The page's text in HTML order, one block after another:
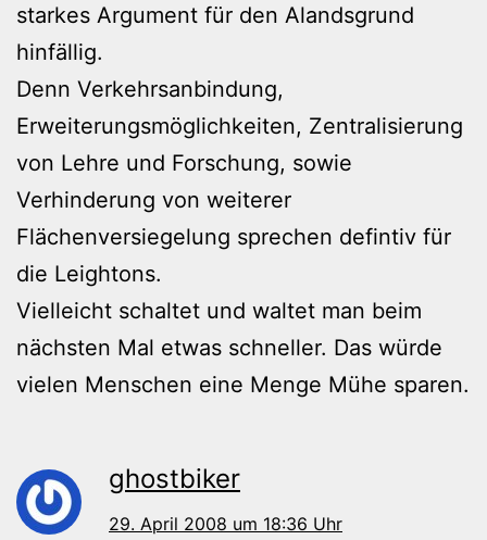
starkes Argument für den Alandsgrund
hinfällig.
Denn Verkehrsanbindung,
Erweiterungsmöglichkeiten, Zentralisierung
von Lehre und Forschung, sowie
Verhinderung von weiterer
Flächenversiegelung sprechen defintiv für
die Leightons.
Vielleicht schaltet und waltet man beim
nächsten Mal etwas schneller. Das würde
vielen Menschen eine Menge Mühe sparen.
ghostbiker
29. April 2008 um 18:36 Uhr